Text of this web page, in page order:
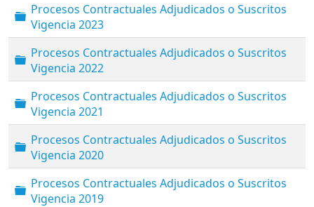
Carpeta
Procesos Contractuales Adjudicados o Suscritos
Vigencia 2023
Carpeta
Procesos Contractuales Adjudicados o Suscritos
Vigencia 2022
Carpeta
Procesos Contractuales Adjudicados o Suscritos
Vigencia 2021
Carpeta
Procesos Contractuales Adjudicados o Suscritos
Vigencia 2020
Carpeta
Procesos Contractuales Adjudicados o Suscritos
Vigencia 2019